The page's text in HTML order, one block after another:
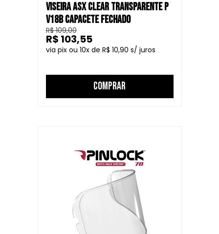
VISEIRA ASX CLEAR TRANSPARENTE P
V18B CAPACETE FECHADO
R$ 109,00
10
R$ 10,90
R$ 103,55
COMPRAR